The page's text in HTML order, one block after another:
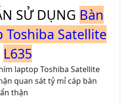
SỬ DỤNG Bàn
Satellite
L635
laptop Toshiba Satellite
quan sát tỷ mỉ cáp bàn
thận